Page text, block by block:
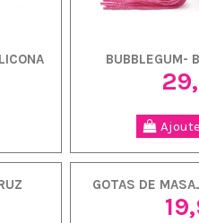
BUBBLEGUM-
GOTAS DE